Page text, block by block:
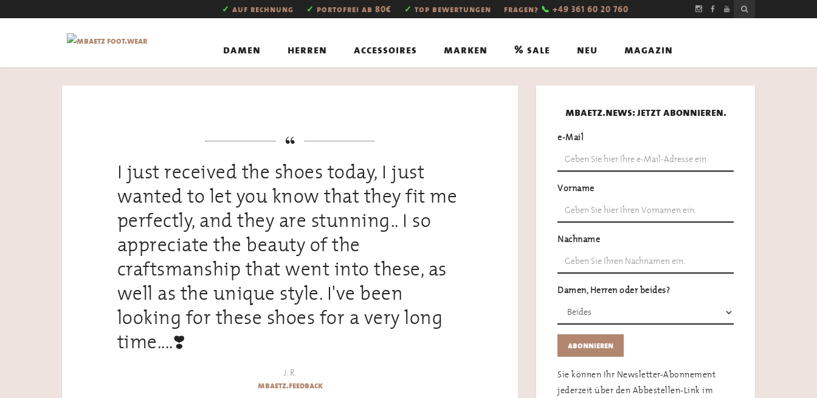
✓ auf rechnung ✓ portofrei ab 80€ ✓ top bewertungen fragen? 📞 +49 361 60 20 760
damen herren accessoires marken % sale neu magazin
I just received the shoes today, I just
wanted to let you know that they fit me
perfectly, and they are stunning.. I so
appreciate the beauty of the
craftsmanship that went into these, as
well as the unique style. I've been
looking for these shoes for a very long
time....❣️
J. R.
mbaetz.feedback
mbaetz.news: jetzt abonnieren.
e-Mail
Vorname
Nachname
Damen, Herren oder beides?
Sie können Ihr Newsletter-Abonnement
jederzeit über den Abbestellen-Link im